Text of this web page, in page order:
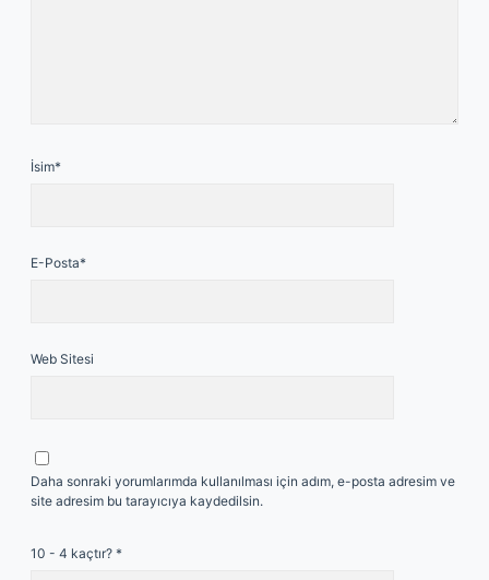
İsim*
E-Posta*
Web Sitesi
Daha sonraki yorumlarımda kullanılması için adım, e-posta adresim ve
site adresim bu tarayıcıya kaydedilsin.
10 - 4 kaçtır? *